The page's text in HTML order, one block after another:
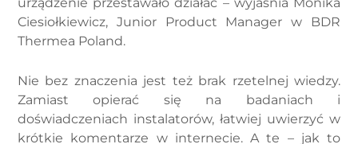
Ciesiołkiewicz, Junior Product Manager w BDR
Thermea Poland.
Nie bez znaczenia jest też brak rzetelnej wiedzy.
Zamiast opierać się na badaniach i
doświadczeniach instalatorów, łatwiej uwierzyć w
krótkie komentarze w internecie. A te – jak to